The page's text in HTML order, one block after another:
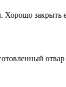
Хорошо закрыть
отвар